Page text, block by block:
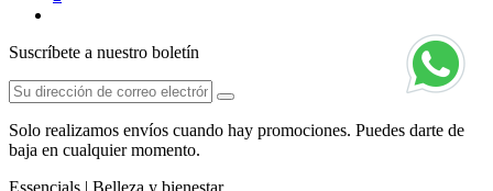
Suscríbete a nuestro boletín
Solo realizamos envíos cuando hay promociones. Puedes darte de
baja en cualquier momento.